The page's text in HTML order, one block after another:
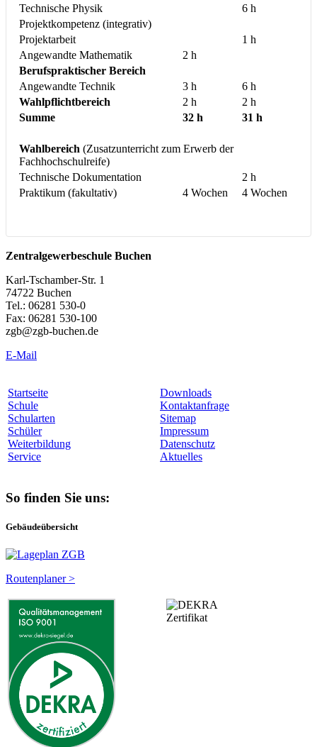
Technische Physik
6 h
Projektkompetenz (integrativ)
Projektarbeit
1 h
Angewandte Mathematik
2 h
Berufspraktischer Bereich
Angewandte Technik
3 h
6 h
Wahlpflichtbereich
2 h
2 h
Summe
32 h 31 h
Wahlbereich (Zusatzunterricht zum Erwerb der
Fachhochschulreife)
Technische Dokumentation
2 h
Praktikum (fakultativ)
4 Wochen 4 Wochen
Zentralgewerbeschule Buchen
Karl-Tschamber-Str. 1
74722 Buchen
Tel.: 06281 530-0
Fax: 06281 530-100
zgb@zgb-buchen.de
E-Mail
Startseite
Schule
Schularten
Schüler
Weiterbildung
Service
Downloads
Kontaktanfrage
Sitemap
Impressum
Datenschutz
Aktuelles
So finden Sie uns:
Gebäudeübersicht
Routenplaner >